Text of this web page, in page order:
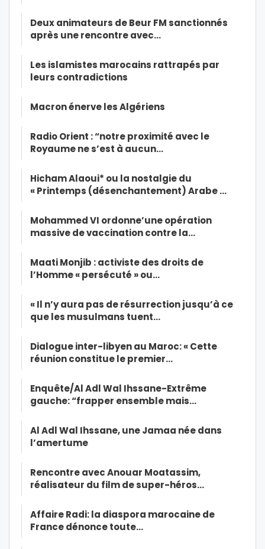
Deux animateurs de Beur FM sanctionnés
après une rencontre avec…
Les islamistes marocains rattrapés par
leurs contradictions
Macron énerve les Algériens
Radio Orient : “notre proximité avec le
Royaume ne s’est à aucun…
Hicham Alaoui* ou la nostalgie du
« Printemps (désenchantement) Arabe …
Mohammed VI ordonne’une opération
massive de vaccination contre la…
Maati Monjib : activiste des droits de
l’Homme « persécuté » ou…
« Il n’y aura pas de résurrection jusqu’à ce
que les musulmans tuent…
Dialogue inter-libyen au Maroc: « Cette
réunion constitue le premier…
Enquête/Al Adl Wal Ihssane-Extrême
gauche: “frapper ensemble mais…
Al Adl Wal Ihssane, une Jamaa née dans
l’amertume
Rencontre avec Anouar Moatassim,
réalisateur du film de super-héros…
Affaire Radi: la diaspora marocaine de
France dénonce toute…